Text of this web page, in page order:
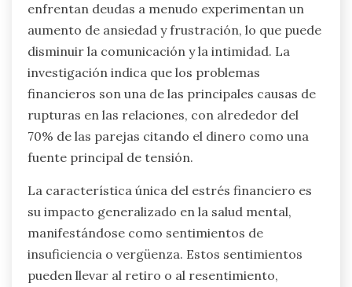
enfrentan deudas a menudo experimentan un
aumento de ansiedad y frustración, lo que puede
disminuir la comunicación y la intimidad. La
investigación indica que los problemas
financieros son una de las principales causas de
rupturas en las relaciones, con alrededor del
70% de las parejas citando el dinero como una
fuente principal de tensión.
La característica única del estrés financiero es
su impacto generalizado en la salud mental,
manifestándose como sentimientos de
insuficiencia o vergüenza. Estos sentimientos
pueden llevar al retiro o al resentimiento,